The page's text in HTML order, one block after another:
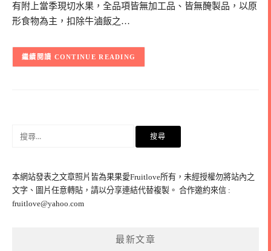
有附上當季現切水果，全品項皆無加工品、皆無醃製品，以原
形食物為主，扣除牛滷飯之…
CONTINUE READING
字:
本網站發表之文章照片皆為果果愛Fruitlove所有，未經授權勿將站內之
文字、圖片任意轉貼，請以分享連結代替複製。 合作邀約來信 :
fruitlove@yahoo.com
最新文章